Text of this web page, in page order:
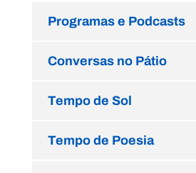
Programas e Podcasts
Conversas no Pátio
Tempo de Sol
Tempo de Poesia